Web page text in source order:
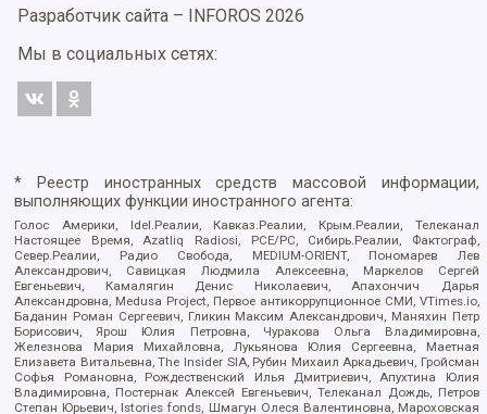
Разработчик сайта – INFOROS 2026
Мы в социальных сетях:
* Реестр иностранных средств массовой информации,
выполняющих функции иностранного агента:
Голос Америки, Idel.Реалии, Кавказ.Реалии, Крым.Реалии, Телеканал
Настоящее Время, Azatliq Radiosi, PCE/PC, Сибирь.Реалии, Фактограф,
Север.Реалии, Радио Свобода, MEDIUM-ORIENT, Пономарев Лев
Александрович, Савицкая Людмила Алексеевна, Маркелов Сергей
Евгеньевич, Камалягин Денис Николаевич, Апахончич Дарья
Александровна, Medusa Project, Первое антикоррупционное СМИ, VTimes.io,
Баданин Роман Сергеевич, Гликин Максим Александрович, Маняхин Петр
Борисович, Ярош Юлия Петровна, Чуракова Ольга Владимировна,
Железнова Мария Михайловна, Лукьянова Юлия Сергеевна, Маетная
Елизавета Витальевна, The Insider SIA, Рубин Михаил Аркадьевич, Гройсман
Софья Романовна, Рождественский Илья Дмитриевич, Апухтина Юлия
Владимировна, Постернак Алексей Евгеньевич, Телеканал Дождь, Петров
Степан Юрьевич, Istories fonds, Шмагун Олеся Валентиновна, Мароховская